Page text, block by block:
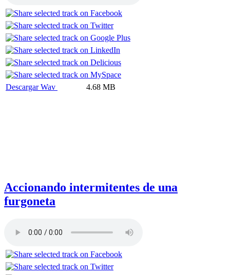
Descargar Wav 4.68 MB
Accionando intermitentes de una
furgoneta